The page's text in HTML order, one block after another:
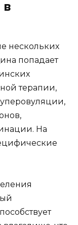
нескольких
попадает
терапии,
На